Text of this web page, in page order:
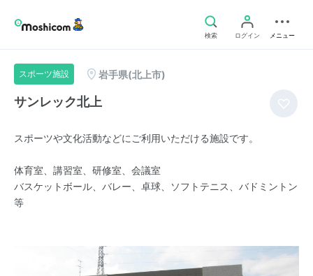
検索 ログイン メニュー
スポーツ施設 岩手県(北上市)
サンレック北上
スポーツや文化活動などにご利用いただける施設です。
体育室、講習室、研修室、会議室
バスケットボール、バレー、卓球、ソフトテニス、バドミントン
等